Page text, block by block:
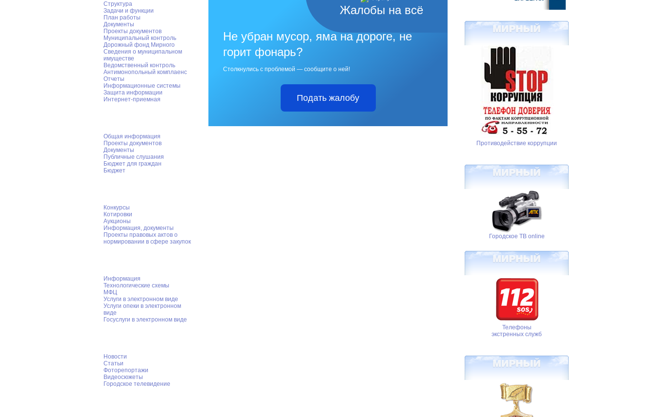
Структура
Задачи и функции
План работы
Документы
Проекты документов
Муниципальный контроль
Дорожный фонд Мирного
Cведения о муниципальном
имуществе
Ведомственный контроль
Антимонопольный комплаенс
Отчеты
Информационные системы
Защита информации
Интернет-приемная
Общая информация
Проекты документов
Документы
Публичные слушания
Бюджет для граждан
Бюджет
Конкурсы
Котировки
Аукционы
Информация, документы
Проекты правовых актов о
нормировании в сфере закупок
Информация
Технологические схемы
МФЦ
Услуги в электронном виде
Услуги опеки в электронном
виде
Госуслуги в электронном виде
Новости
Статьи
Фоторепортажи
Видеосюжеты
Городское телевидение
Жалобы на всё
Не убран мусор, яма на дороге, не
горит фонарь?
Столкнулись с проблемой — сообщите о ней!
Подать жалобу
Противодействие коррупции
Городское ТВ online
Телефоны
экстренных служб